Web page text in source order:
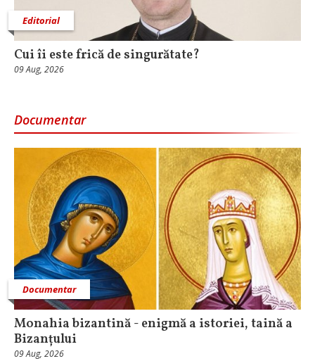
Editorial
Cui îi este frică de singurătate?
09 Aug, 2026
Documentar
Documentar
Monahia bizantină - enigmă a istoriei, taină a
Bizanțului
09 Aug, 2026